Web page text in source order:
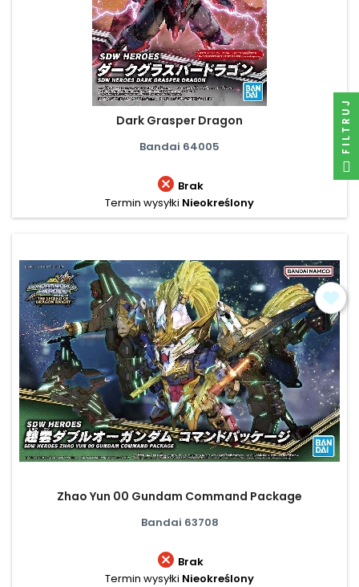
Dark Grasper Dragon
Bandai 64005
 Brak
Termin wysyłki Nieokreślony
Zhao Yun 00 Gundam Command Package
Bandai 63708
 Brak
Termin wysyłki Nieokreślony
FILTRUJ